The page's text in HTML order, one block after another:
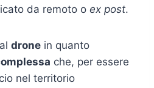
da remoto o ex post.
drone in quanto
che, per essere
nel territorio